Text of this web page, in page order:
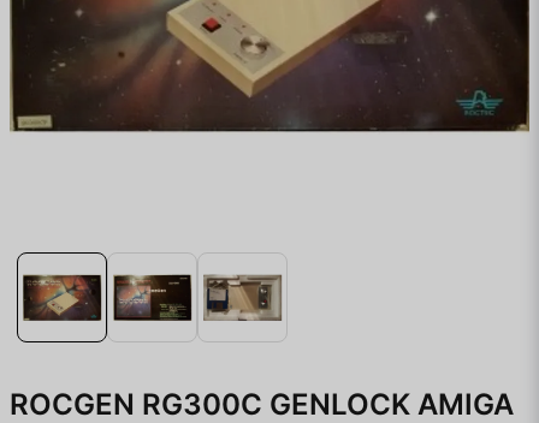
ROCGEN RG300C GENLOCK AMIGA